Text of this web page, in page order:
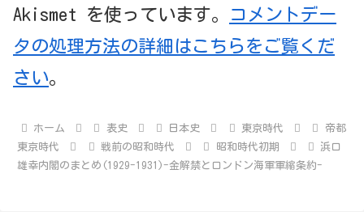
Akismet を使っています。
コメントデー
タの処理方法の詳細はこちらをご覧くだ
さい。
ホーム 表史 日本史 東京時代
帝都
東京時代
戦前の昭和時代 昭和時代初期
浜口
雄幸内閣のまとめ(1929-1931)-金解禁とロンドン海軍軍縮条約-